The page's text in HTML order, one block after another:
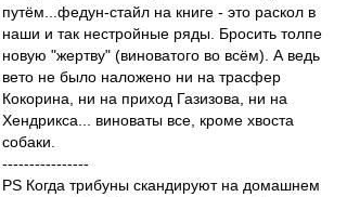
путём...федун-стайл на книге - это раскол в
наши и так нестройные ряды. Бросить толпе
новую "жертву" (виноватого во всём). А ведь
вето не было наложено ни на трасфер
Кокорина, ни на приход Газизова, ни на
Хендрикса... виноваты все, кроме хвоста
собаки.
----------------
PS Когда трибуны скандируют на домашнем